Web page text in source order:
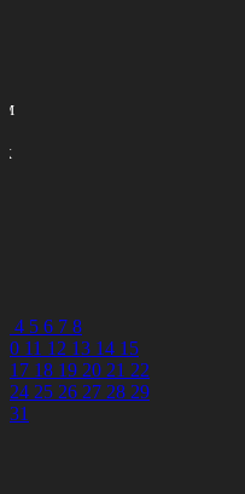
4 5 6 7 8
10 11 12 13 14 15
17 18 19 20 21 22
24 25 26 27 28 29
31